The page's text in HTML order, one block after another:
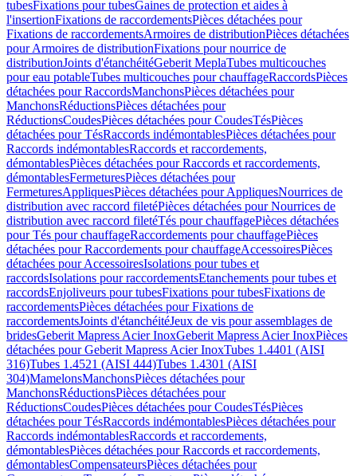
tubesFixations pour tubesGaines de protection et aides à
l'insertionFixations de raccordementsPièces détachées pour
Fixations de raccordementsArmoires de distributionPièces détachées
pour Armoires de distributionFixations pour nourrice de
distributionJoints d'étanchéitéGeberit MeplaTubes multicouches
pour eau potableTubes multicouches pour chauffageRaccordsPièces
détachées pour RaccordsManchonsPièces détachées pour
ManchonsRéductionsPièces détachées pour
RéductionsCoudesPièces détachées pour CoudesTésPièces
détachées pour TésRaccords indémontablesPièces détachées pour
Raccords indémontablesRaccords et raccordements,
démontablesPièces détachées pour Raccords et raccordements,
démontablesFermeturesPièces détachées pour
FermeturesAppliquesPièces détachées pour AppliquesNourrices de
distribution avec raccord filetéPièces détachées pour Nourrices de
distribution avec raccord filetéTés pour chauffagePièces détachées
pour Tés pour chauffageRaccordements pour chauffagePièces
détachées pour Raccordements pour chauffageAccessoiresPièces
détachées pour AccessoiresIsolations pour tubes et
raccordsIsolations pour raccordementsEtanchements pour tubes et
raccordsEnjoliveurs pour tubesFixations pour tubesFixations de
raccordementsPièces détachées pour Fixations de
raccordementsJoints d'étanchéitéJeux de vis pour assemblages de
bridesGeberit Mapress Acier InoxGeberit Mapress Acier InoxPièces
détachées pour Geberit Mapress Acier InoxTubes 1.4401 (AISI
316)Tubes 1.4521 (AISI 444)Tubes 1.4301 (AISI
304)MamelonsManchonsPièces détachées pour
ManchonsRéductionsPièces détachées pour
RéductionsCoudesPièces détachées pour CoudesTésPièces
détachées pour TésRaccords indémontablesPièces détachées pour
Raccords indémontablesRaccords et raccordements,
démontablesPièces détachées pour Raccords et raccordements,
démontablesCompensateursPièces détachées pour